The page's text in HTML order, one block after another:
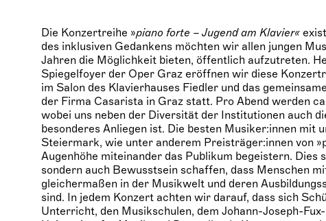
Die Konzertreihe »piano forte – Jugend am Klavier«
des inklusiven Gedankens möchten wir allen jungen
Jahren die Möglichkeit bieten, öffentlich aufzutreten.
Spiegelfoyer der Oper Graz eröffnen wir diese
im Salon des Klavierhauses Fiedler und das
der Firma Casarista in Graz statt. Pro Abend werden
wobei uns neben der Diversität der Institutionen auch
besonderes Anliegen ist. Die besten Musiker:innen mit
Steiermark, wie unter anderem Preisträger:innen von
Augenhöhe miteinander das Publikum begeistern. Dies
sondern auch Bewusstsein schaffen, dass Menschen
gleichermaßen in der Musikwelt und deren
sind. In jedem Konzert achten wir darauf, dass sich
Unterricht, den Musikschulen, dem Johann-Joseph-